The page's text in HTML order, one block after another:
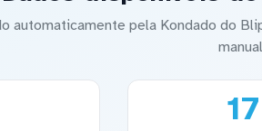
automaticamente pela Kondado do
17